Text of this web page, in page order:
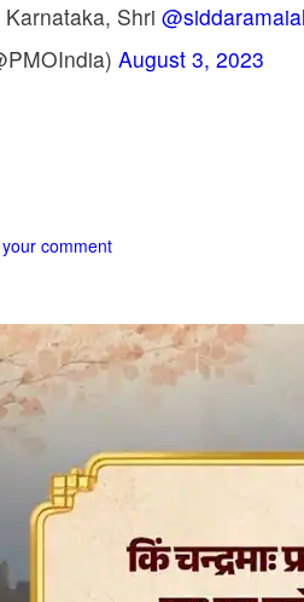
Shri
August 3, 2023
comment